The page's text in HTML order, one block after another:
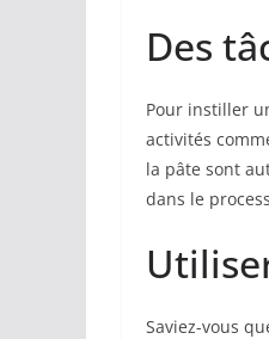
Des
Pour instiller
activités
la pâte sont
dans le
Saviez-vous